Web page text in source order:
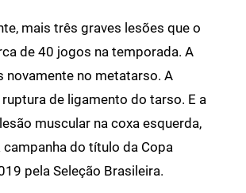
mais três graves lesões que o
de 40 jogos na temporada. A
novamente no metatarso. A
de ligamento do tarso. E a
muscular na coxa esquerda,
do título da Copa
pela Seleção Brasileira.